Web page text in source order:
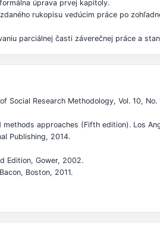
úprava prvej kapitoly.
rukopisu vedúcim práce po
parciálnej časti záverečnej práce a
Social Research Methodology, Vol. 10,
methods approaches (Fifth edition). Los
Publishing, 2014.
Edition, Gower, 2002.
Boston, 2011.